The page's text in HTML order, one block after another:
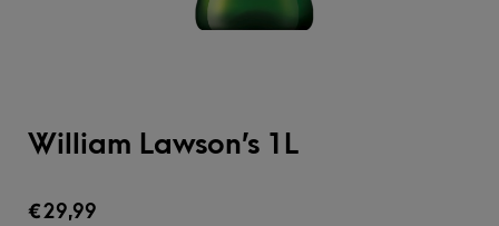
William Lawson’s 1L
€29,99